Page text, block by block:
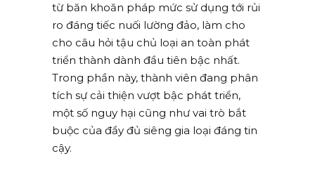
từ băn khoăn pháp mức sử dụng tới rủi
ro đáng tiếc nuối lường đảo, làm cho
cho câu hỏi tậu chủ loại an toàn phát
triển thành dành đầu tiên bậc nhất.
Trong phần này, thành viên đang phân
tích sự cải thiện vượt bậc phát triển,
một số nguy hại cũng như vai trò bắt
buộc của đầy đủ siêng gia loại đáng tin
cậy.